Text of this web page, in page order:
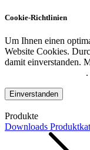
Cookie-Richtlinien
Um Ihnen einen
Website Cookies.
damit einverstanden.
.
Einverstanden
Produkte
Downloads